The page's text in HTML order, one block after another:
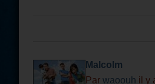
Malcolm
Par waoouh il y